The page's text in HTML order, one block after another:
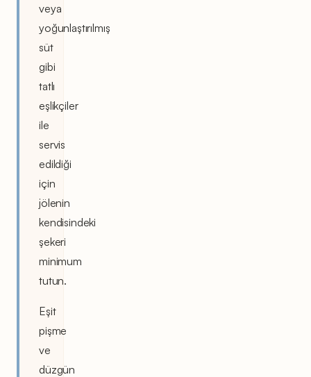
veya
yoğunlaştırılmış
süt
gibi
tatlı
eşlikçiler
ile
servis
edildiği
için
jölenin
kendisindeki
şekeri
minimum
tutun.
Eşit
pişme
ve
düzgün